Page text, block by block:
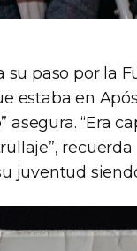
paso por la
estaba en
“Era
juventud